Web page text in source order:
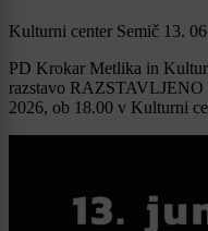
Kulturni center Semič 13.
PD Krokar Metlika in
razstavo
2026, ob 18.00 v Kulturni